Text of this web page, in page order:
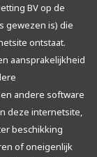
BV op de
gewezen is) die
ontstaat.
aansprakelijkheid
andere software
deze internetsite,
beschikking
of oneigenlijk